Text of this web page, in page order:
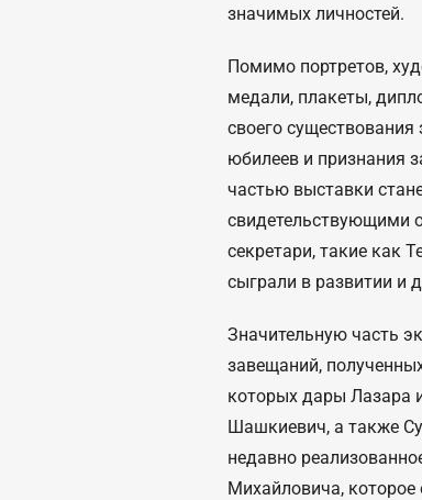
значимых личностей.
Помимо портретов,
медали, плакеты,
своего
юбилеев и признания
частью выставки
свидетельствующими
секретари, такие как
сыграли в развитии и
Значительную часть
завещаний,
которых дары Лазара
Шашкиевич, а также
недавно
Михайловича,